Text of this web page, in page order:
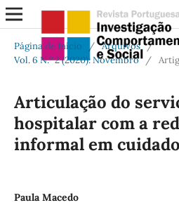
Página de Início / Arquivos /
Vol. 6 N.º 2 (2020): Novembro
/
Articulação do
hospitalar com a
informal em
Paula Macedo